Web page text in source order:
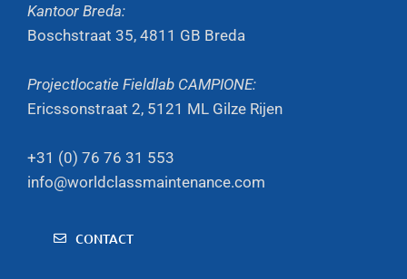
Kantoor Breda:
Boschstraat 35, 4811 GB Breda
Projectlocatie Fieldlab CAMPIONE:
Ericssonstraat 2, 5121 ML Gilze Rijen
+31 (0) 76 76 31 553
info@worldclassmaintenance.com
CONTACT